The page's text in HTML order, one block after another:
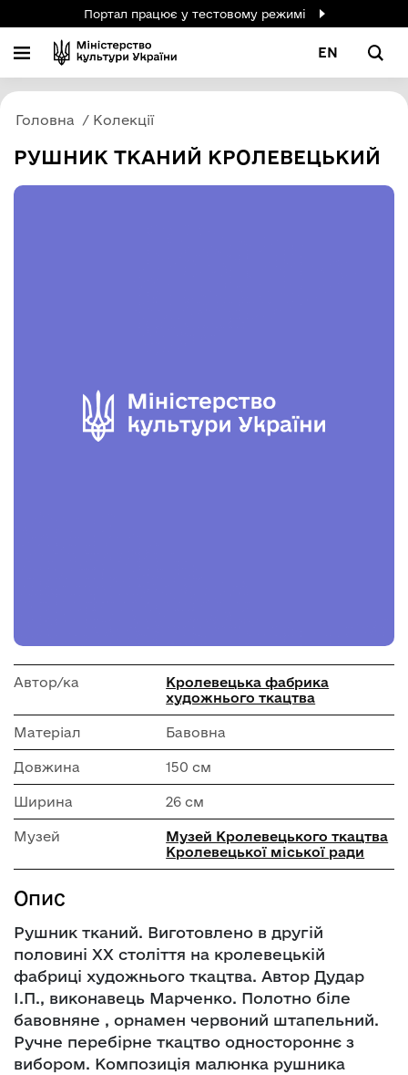
Портал працює у тестовому режимі
EN
Головна Колекції
РУШНИК ТКАНИЙ КРОЛЕВЕЦЬКИЙ
Автор/ка
Кролевецька фабрика
художнього ткацтва
Матеріал Бавовна
Довжина 150 см
Ширина 26 см
Музей
Музей Кролевецького ткацтва
Кролевецької міської ради
Опис
Рушник тканий. Виготовлено в другій
половині ХХ століття на кролевецькій
фабриці художнього ткацтва. Автор Дудар
І.П., виконавець Марченко. Полотно біле
бавовняне , орнамен червоний штапельний.
Ручне перебірне ткацтво одностороннє з
вибором. Композиція малюнка рушника